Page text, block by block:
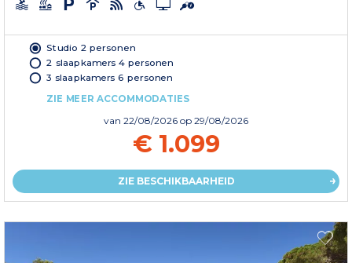
Studio 2 personen
2 slaapkamers 4 personen
3 slaapkamers 6 personen
ZIE MEER ACCOMMODATIES
van 22/08/2026 op 29/08/2026
€ 1.099
ZIE BESCHIKBAARHEID